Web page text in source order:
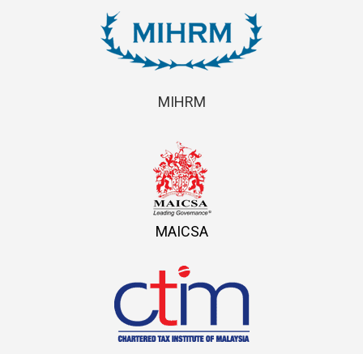
MIHRM
MAICSA